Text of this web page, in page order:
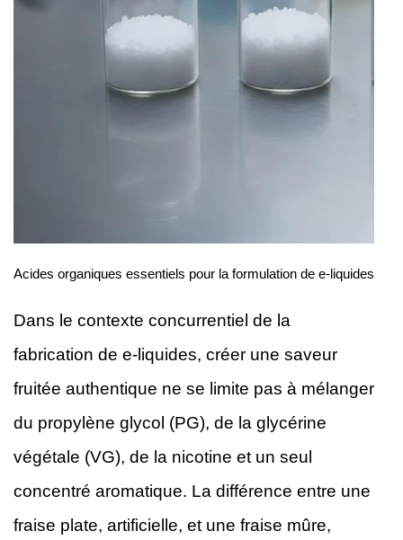
Acides organiques essentiels pour la formulation de e-liquides
Dans le contexte concurrentiel de la
fabrication de e-liquides, créer une saveur
fruitée authentique ne se limite pas à mélanger
du propylène glycol (PG), de la glycérine
végétale (VG), de la nicotine et un seul
concentré aromatique. La différence entre une
fraise plate, artificielle, et une fraise mûre,